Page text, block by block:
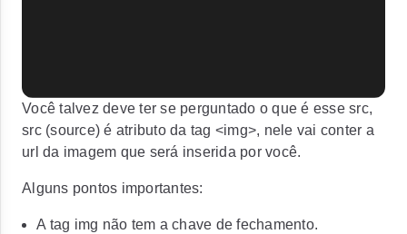
Você talvez deve ter se perguntado o que é esse src,
src (source) é atributo da tag <img>, nele vai conter a
url da imagem que será inserida por você.
Alguns pontos importantes:
A tag img não tem a chave de fechamento.